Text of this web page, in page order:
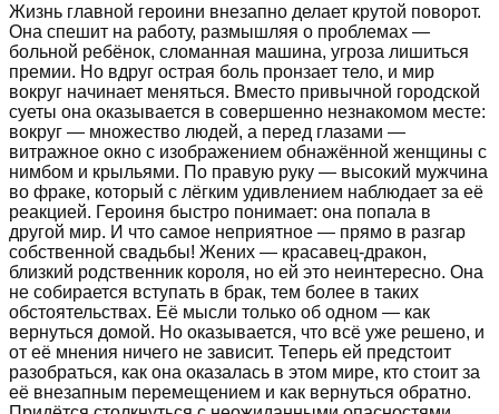
Жизнь главной героини внезапно делает крутой поворот.
Она спешит на работу, размышляя о проблемах —
больной ребёнок, сломанная машина, угроза лишиться
премии. Но вдруг острая боль пронзает тело, и мир
вокруг начинает меняться. Вместо привычной городской
суеты она оказывается в совершенно незнакомом месте:
вокруг — множество людей, а перед глазами —
витражное окно с изображением обнажённой женщины с
нимбом и крыльями. По правую руку — высокий мужчина
во фраке, который с лёгким удивлением наблюдает за её
реакцией. Героиня быстро понимает: она попала в
другой мир. И что самое неприятное — прямо в разгар
собственной свадьбы! Жених — красавец-дракон,
близкий родственник короля, но ей это неинтересно. Она
не собирается вступать в брак, тем более в таких
обстоятельствах. Её мысли только об одном — как
вернуться домой. Но оказывается, что всё уже решено, и
от её мнения ничего не зависит. Теперь ей предстоит
разобраться, как она оказалась в этом мире, кто стоит за
её внезапным перемещением и как вернуться обратно.